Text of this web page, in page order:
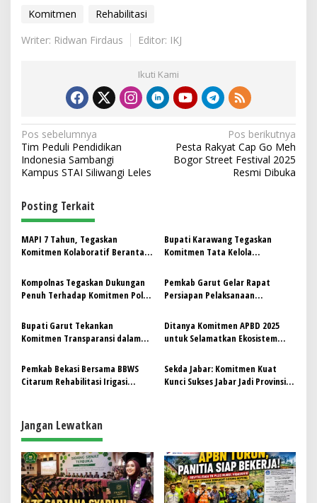
Komitmen
Rehabilitasi
Writer: Ridwan Firdaus
Editor: IKJ
Ikuti Kami
N
a
v
i
g
a
s
i
p
o
s
Pos sebelumnya
Tim Peduli Pendidikan
Indonesia Sambangi
Kampus STAI Siliwangi Leles
Pos berikutnya
Pesta Rakyat Cap Go Meh
Bogor Street Festival 2025
Resmi Dibuka
Posting Terkait
MAPI 7 Tahun, Tegaskan
Komitmen Kolaboratif Berantas
Bupati Karawang Tegaskan
Komitmen Tata Kelola
Kompolnas Tegaskan Dukungan
Penuh Terhadap Komitmen Polri
Pemkab Garut Gelar Rapat
Persiapan Pelaksanaan
Pasar Guntur
Bupati Garut Tekankan
Komitmen Transparansi dalam
Ditanya Komitmen APBD 2025
untuk Selamatkan Ekosistem
Mulyadi Bungkam
Pemkab Bekasi Bersama BBWS
Citarum Rehabilitasi Irigasi
Sekda Jabar: Komitmen Kuat
Kunci Sukses Jabar Jadi Provinsi
Jangan Lewatkan